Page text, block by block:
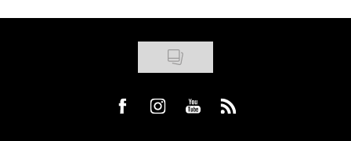
Visit us on Facebook
Visit us on Instagram
Visit us on Youtube
Visit us on Rss